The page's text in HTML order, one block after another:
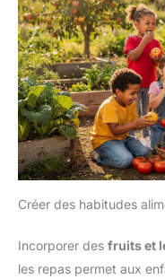
Créer des habitudes
Incorporer des fruits et
les repas permet aux